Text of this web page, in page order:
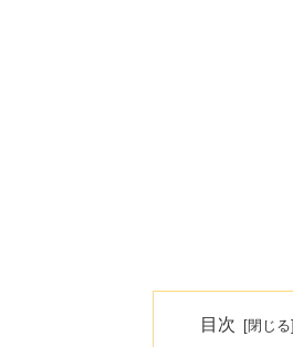
目次